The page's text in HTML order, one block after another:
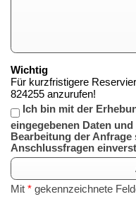
Wichtig
Für kurzfristigere
824255 anzurufen!
Ich bin mit der
eingegebenen Daten
Bearbeitung der
Anschlussfragen
Mit * gekennzeichnete